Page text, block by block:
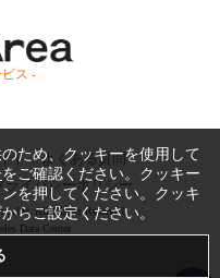
ス -
ド
よくある質問
ライバシーポリシー
Inc. All Rights Reserved.
Data Center
ため、クッキーを使用して
をご確認ください。クッキー
を押してください。クッキ
らご設定ください。